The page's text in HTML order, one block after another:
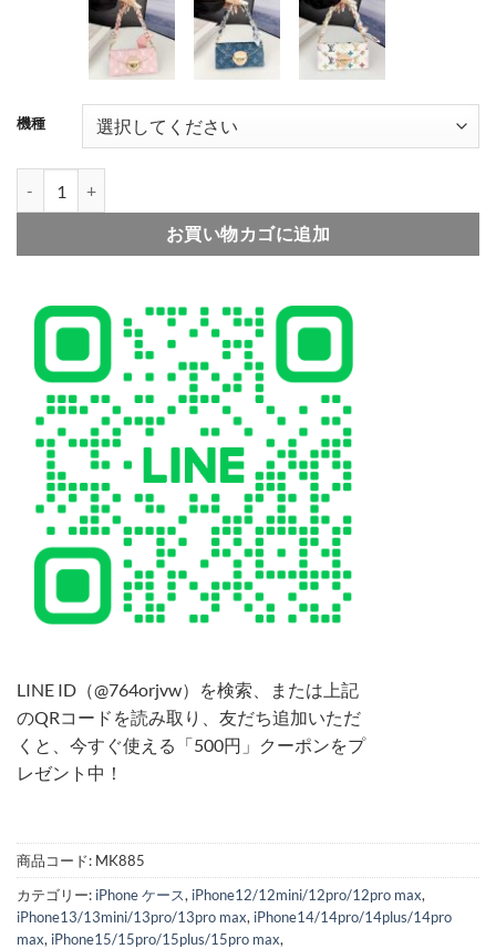
001 002 003
004 005
機種
お買い物カゴに追加
LINE ID（@764orjvw）を検索、または上記
のQRコードを読み取り、友だち追加いただ
くと、今すぐ使える「500円」クーポンをプ
レゼント中！
商品コード: MK885
カテゴリー: iPhone ケース, iPhone12/12mini/12pro/12pro max,
iPhone13/13mini/13pro/13pro max, iPhone14/14pro/14plus/14pro
max, iPhone15/15pro/15plus/15pro max,